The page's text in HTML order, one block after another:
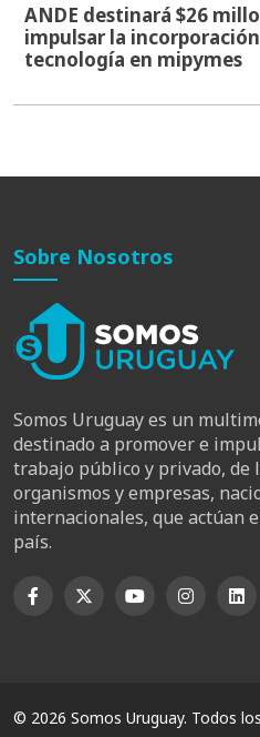
ANDE destinará $26
impulsar la
tecnología en mipymes
Sobre Nosotros
Somos Uruguay es un
destinado a promover e
trabajo público y privado, de
organismos y empresas,
internacionales, que actúan
país.
© 2026 Somos Uruguay. Todos